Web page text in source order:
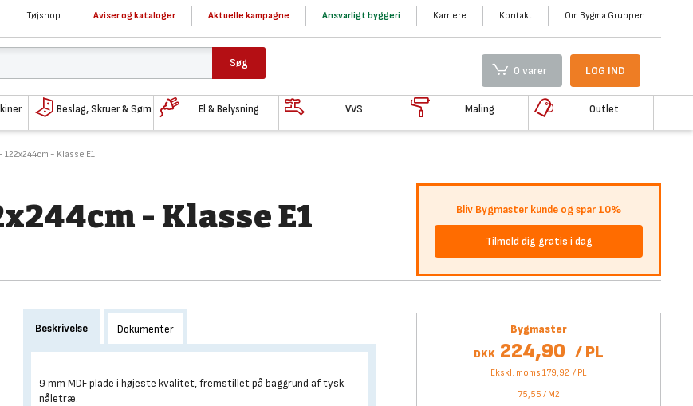
Tøjshop Aviser og kataloger Aktuelle kampagne Ansvarligt byggeri Karriere Kontakt Om Bygma Gruppen
Søg
0 varer LOG IND
Beslag, Skruer & Søm El & Belysning VVS Maling Outlet
122x244cm - Klasse E1
- Klasse E1 Bliv Bygmaster kunde og spar 10%
Tilmeld dig gratis i dag
Bygmaster
DKK 224,90 /PL
Ekskl. moms 179,92 / PL
75,55 / M2
Beskrivelse Dokumenter
9 mm MDF plade i højeste kvalitet, fremstillet på baggrund af tysk
nåletræ.